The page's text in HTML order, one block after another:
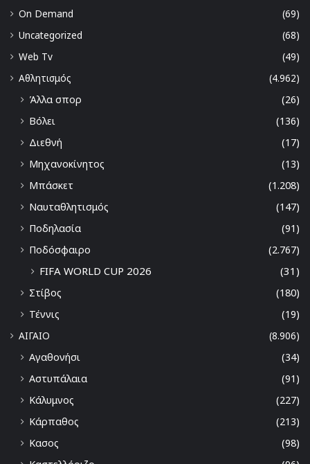
On Demand
(69)
Uncategorized
(68)
Web Tv
(49)
Αθλητισμός
(4.962)
Άλλα σπορ
(26)
Βόλει
(136)
Διεθνή
(17)
Μηχανοκίνητος
(13)
Μπάσκετ
(1.208)
Ναυταθλητισμός
(147)
Ποδηλασία
(91)
Ποδόσφαιρο
(2.767)
FIFA WORLD CUP 2026 (31)
Στίβος
(180)
Τέννις
(19)
ΑΙΓΑΙΟ
(8.906)
Αγαθονήσι
(34)
Αστυπάλαια
(91)
Κάλυμνος
(227)
Κάρπαθος
(213)
Κασος
(98)